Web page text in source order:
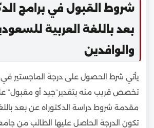
شروط القبول في برامج
بعد باللغة العربية
والوافدين
يأتي شرط الحصول على درجة الماجستير
تخصص قريب منه بتقدير”جيد أو مقبول”
مقدمة شروط دراسة الدكتوراه عن بعد
تكون الدرجة الحاصل عليها الطالب من